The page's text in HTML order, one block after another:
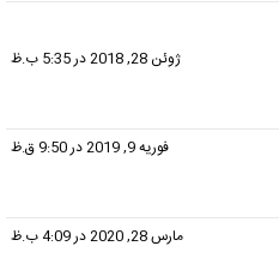
ژوئن 28, 2018 در 5:35 ب.ظ
فوریه 9, 2019 در 9:50 ق.ظ
مارس 28, 2020 در 4:09 ب.ظ